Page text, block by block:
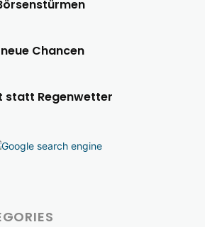
Chancen
statt Regenwetter